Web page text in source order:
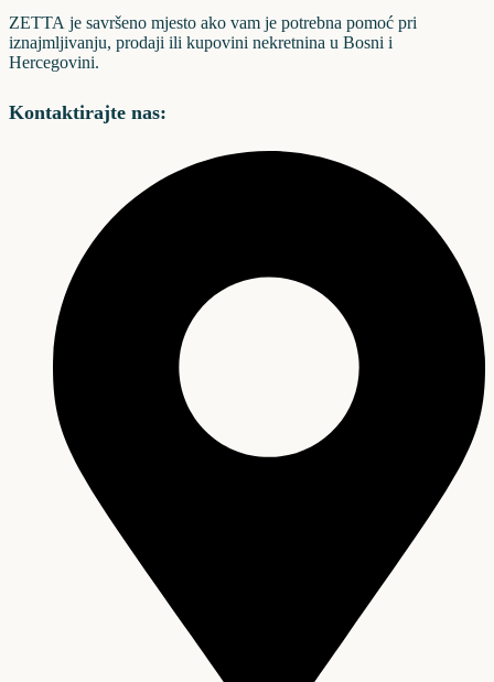
ZETTA je savršeno mjesto ako vam je potrebna pomoć pri
iznajmljivanju, prodaji ili kupovini nekretnina u Bosni i
Hercegovini.
Kontaktirajte nas: